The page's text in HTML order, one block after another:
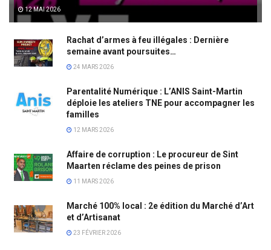
12 MAI 2026
Rachat d’armes à feu illégales : Dernière
semaine avant poursuites…
24 MARS 2026
Parentalité Numérique : L’ANIS Saint-Martin
déploie les ateliers TNE pour accompagner les
familles
12 MARS 2026
Affaire de corruption : Le procureur de Sint
Maarten réclame des peines de prison
11 MARS 2026
Marché 100% local : 2e édition du Marché d’Art
et d’Artisanat
23 FÉVRIER 2026